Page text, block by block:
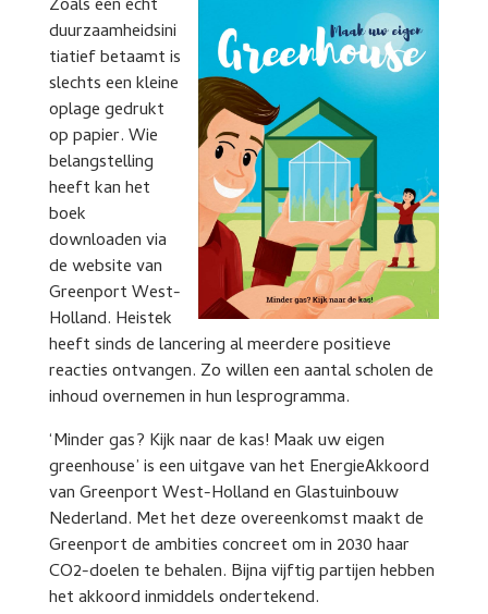
Zoals een echt
duurzaamheidsini
tiatief betaamt is
slechts een kleine
oplage gedrukt
op papier. Wie
belangstelling
heeft kan het
boek
downloaden via
de website van
Greenport West-
Holland. Heistek
heeft sinds de lancering al meerdere positieve
reacties ontvangen. Zo willen een aantal scholen de
inhoud overnemen in hun lesprogramma.
‘Minder gas? Kijk naar de kas! Maak uw eigen
greenhouse’ is een uitgave van het EnergieAkkoord
van Greenport West-Holland en Glastuinbouw
Nederland. Met het deze overeenkomst maakt de
Greenport de ambities concreet om in 2030 haar
CO2-doelen te behalen. Bijna vijftig partijen hebben
het akkoord inmiddels ondertekend.